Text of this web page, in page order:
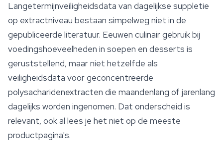
Langetermijnveiligheidsdata van dagelijkse suppletie
op extractniveau bestaan simpelweg niet in de
gepubliceerde literatuur. Eeuwen culinair gebruik bij
voedingshoeveelheden in soepen en desserts is
geruststellend, maar niet hetzelfde als
veiligheidsdata voor geconcentreerde
polysacharidenextracten die maandenlang of jarenlang
dagelijks worden ingenomen. Dat onderscheid is
relevant, ook al lees je het niet op de meeste
productpagina's.